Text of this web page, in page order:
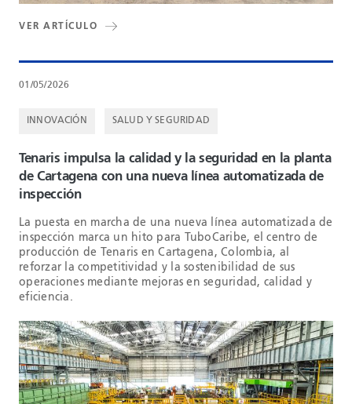
VER ARTÍCULO
01/05/2026
INNOVACIÓN SALUD Y SEGURIDAD
Tenaris impulsa la calidad y la seguridad en la planta
de Cartagena con una nueva línea automatizada de
inspección
La puesta en marcha de una nueva línea automatizada de
inspección marca un hito para TuboCaribe, el centro de
producción de Tenaris en Cartagena, Colombia, al
reforzar la competitividad y la sostenibilidad de sus
operaciones mediante mejoras en seguridad, calidad y
eficiencia.